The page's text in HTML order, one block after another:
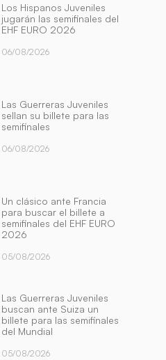
Los Hispanos Juveniles
jugarán las semifinales del
EHF EURO 2026
06/08/2026
Las Guerreras Juveniles
sellan su billete para las
semifinales
06/08/2026
Un clásico ante Francia
para buscar el billete a
semifinales del EHF EURO
2026
05/08/2026
Las Guerreras Juveniles
buscan ante Suiza un
billete para las semifinales
del Mundial
05/08/2026